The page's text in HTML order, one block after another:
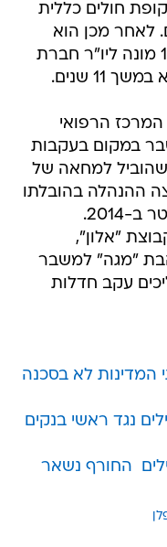
1992 למנכ"ל קופת חולים כללית
במשך כ-4 שנים. לאחר מכן הוא
פנה לתחום הביטוח, ובשנת 1997 מונה ליו"ר חברת
11 שנים.
המרכז הרפואי
במקום בעקבות
שהוביל למחאה של
ההנהלה בהובלתו
לגבש תכנית הבראה, והוא התפטר ב-2014.
"אלון",
"מגה" למשבר
עקב חדלות
המדינות לא בסכנה
נגד ראשי בנקים
 החורף נשאר